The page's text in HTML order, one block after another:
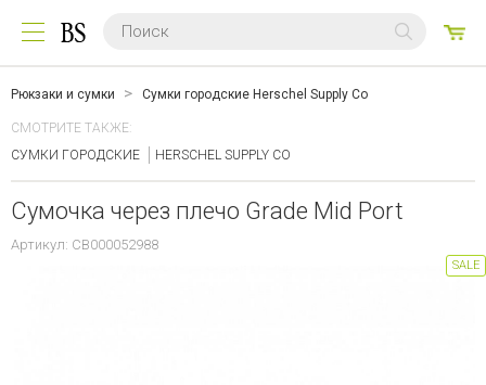
Рюкзаки и сумки Сумки городские Herschel Supply Co
СМОТРИТЕ ТАКЖЕ:
СУМКИ ГОРОДСКИЕ
HERSCHEL SUPPLY CO
Сумочка через плечо Grade Mid Port
Артикул: CB000052988
SALE